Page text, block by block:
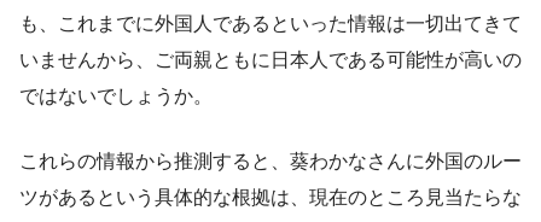
も、これまでに外国人であるといった情報は一切出てきて
いませんから、ご両親ともに日本人である可能性が高いの
ではないでしょうか。
これらの情報から推測すると、葵わかなさんに外国のルー
ツがあるという具体的な根拠は、現在のところ見当たらな